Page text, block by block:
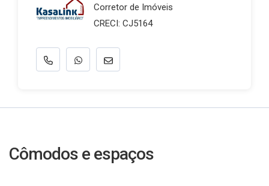
Corretor de Imóveis
CRECI: CJ5164
Cômodos e espaços